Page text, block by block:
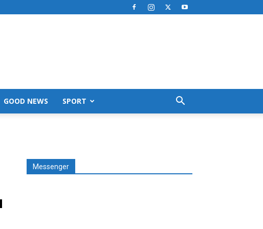
GOOD NEWS SPORT
Messenger